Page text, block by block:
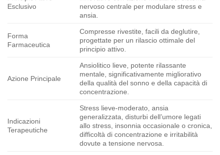
Esclusivo
nervoso centrale per modulare stress e
ansia.
Forma
Farmaceutica
Compresse rivestite, facili da deglutire,
progettate per un rilascio ottimale del
principio attivo.
Azione Principale
Ansiolitico lieve, potente rilassante
mentale, significativamente migliorativo
della qualità del sonno e della capacità di
concentrazione.
Indicazioni
Terapeutiche
Stress lieve-moderato, ansia
generalizzata, disturbi dell’umore legati
allo stress, insonnia occasionale o cronica,
difficoltà di concentrazione e irritabilità
dovute a tensione nervosa.